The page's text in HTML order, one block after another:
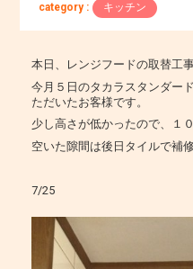
category : キッチン
本日、レンジフードの取替工
今月５日のタカラスタンダー
ただいたお客様です。
少し高さが低かったので、１
空いた隙間は後日タイルで補修
7/25